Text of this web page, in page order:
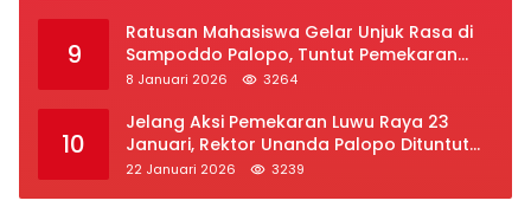
9
Ratusan Mahasiswa Gelar Unjuk Rasa di
Sampoddo Palopo, Tuntut Pemekaran
Provinsi Luwu Raya
8 Januari 2026 3264
10
Jelang Aksi Pemekaran Luwu Raya 23
Januari, Rektor Unanda Palopo Dituntut
Liburkan Mahasiswa
22 Januari 2026 3239